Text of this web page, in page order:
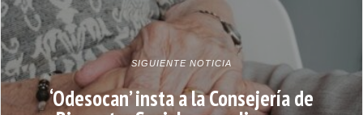
SIGUIENTE NOTICIA
‘Odesocan’ insta a la Consejería de